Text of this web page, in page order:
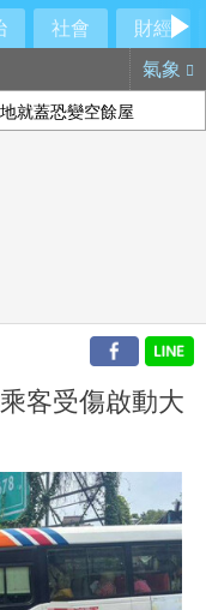
社會
財經
氣象
就蓋恐變空餘屋
客受傷啟動大